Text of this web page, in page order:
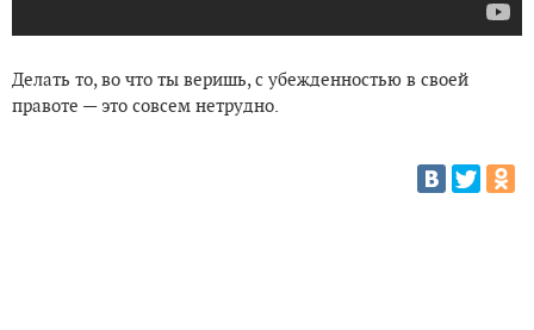
Делать то, во что ты веришь, с убежденностью в своей
правоте — это совсем нетрудно.